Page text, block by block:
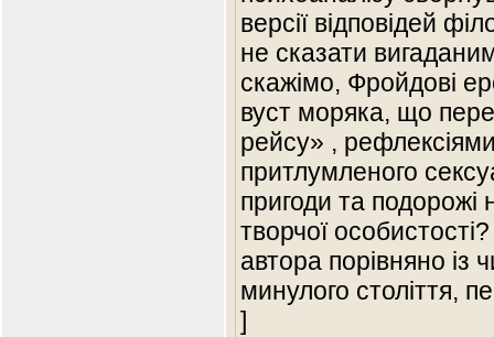
версії відповідей
не сказати
скажімо, Фройдові
вуст моряка, що
рейсу» ,
притлумленого
пригоди та
творчої
автора порівняно із
минулого століття,
]